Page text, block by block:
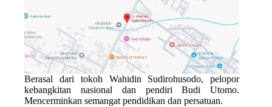
Berasal dari tokoh Wahidin Sudirohusodo, pelopor
kebangkitan nasional dan pendiri Budi Utomo.
Mencerminkan semangat pendidikan dan persatuan.